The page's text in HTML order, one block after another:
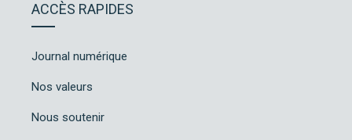
ACCÈS RAPIDES
Journal numérique
Nos valeurs
Nous soutenir